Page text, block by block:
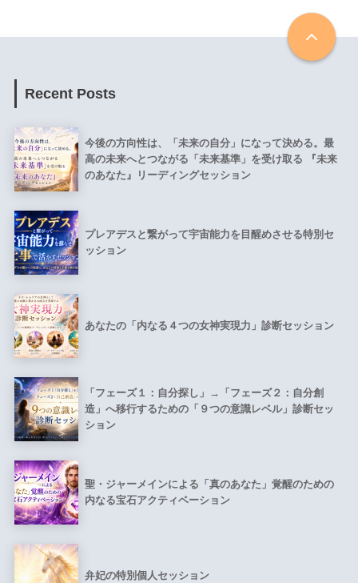
Recent Posts
今後の方向性は、「未来の自分」になって決める。最
高の未来へとつながる「未来基準」を受け取る 『未来
のあなた』リーディングセッション
プレアデスと繋がって宇宙能力を目醒めさせる特別セ
ッション
あなたの「内なる４つの女神実現力」診断セッション
「フェーズ１：自分探し」→「フェーズ２：自分創
造」へ移行するための「９つの意識レベル」診断セッ
ション
聖・ジャーメインによる「真のあなた」覚醒のための
内なる宝石アクティベーション
弁妃の特別個人セッション